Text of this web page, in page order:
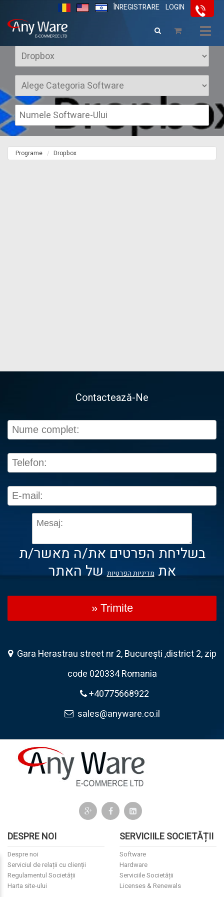
LOGIN
ÎNREGISTRARE
Software Dropbox
Programe Dropbox
Contactează-Ne
בשליחת הפרטים את/ה מאשר/ת
אתמדיניות הפרטיותשל האתר
» Trimite
Gara Herastrau street nr 2, București ,district 2, zip
code 020334 Romania
+40775668922
sales@anyware.co.il
DESPRE NOI
Despre noi
Serviciul de relații cu clienții
Regulamentul Societății
Harta site-ului
SERVICIILE SOCIETĂȚII
Software
Hardware
Serviciile Societății
Licenses & Renewals